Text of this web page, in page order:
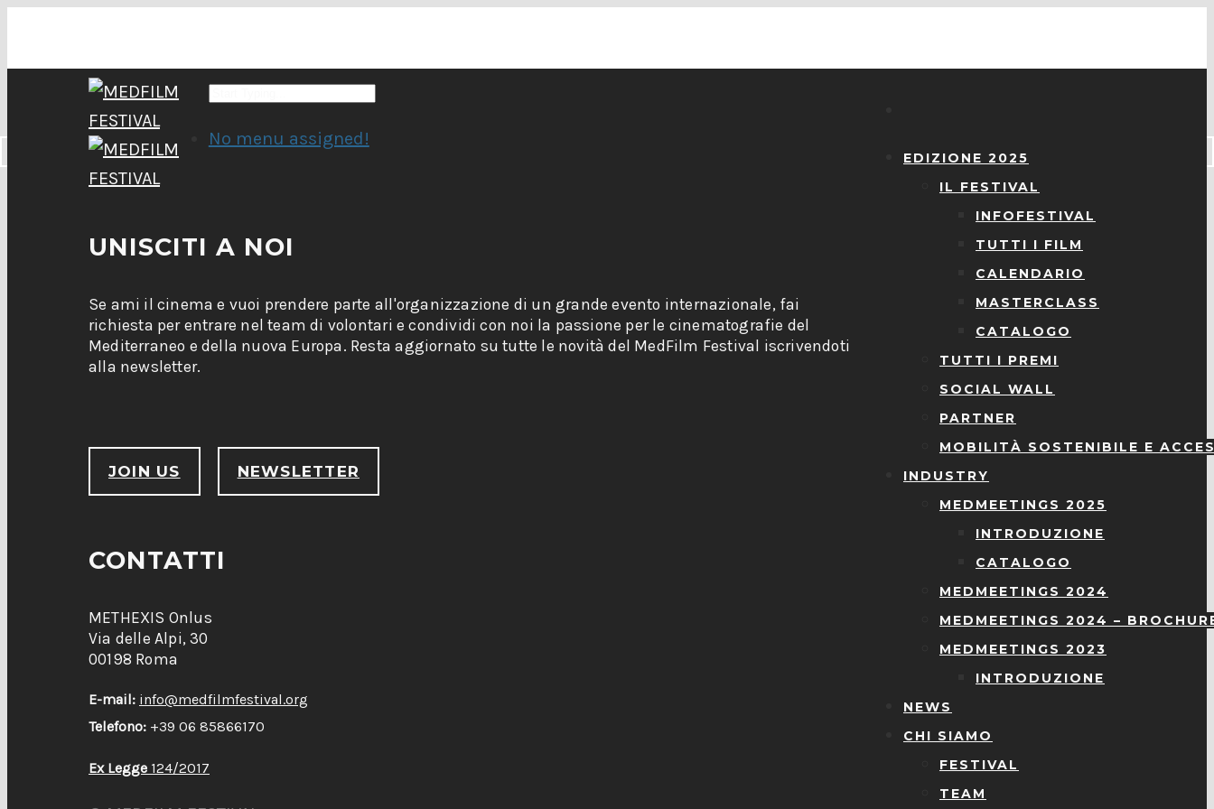
EDIZIONE 2025
IL FESTIVAL
INFOFESTIVAL
TUTTI I FILM
CALENDARIO
MASTERCLASS
CATALOGO
TUTTI I PREMI
SOCIAL WALL
PARTNER
MOBILITÀ SOSTENIBILE E
INDUSTRY
MEDMEETINGS 2025
INTRODUZIONE
CATALOGO
MEDMEETINGS 2024
MEDMEETINGS 2024 –
MEDMEETINGS 2023
INTRODUZIONE
NEWS
CHI SIAMO
FESTIVAL
TEAM
No menu assigned!
UNISCITI A NOI
Se ami il cinema e vuoi prendere parte all'organizzazione di un grande evento internazionale, fai
richiesta per entrare nel team di volontari e condividi con noi la passione per le cinematografie del
Mediterraneo e della nuova Europa. Resta aggiornato su tutte le novità del MedFilm Festival iscrivendoti
alla newsletter.
JOIN US NEWSLETTER
CONTATTI
METHEXIS Onlus
Via delle Alpi, 30
00198 Roma
E-mail: info@medfilmfestival.org
Telefono: +39 06 85866170
Ex Legge 124/2017